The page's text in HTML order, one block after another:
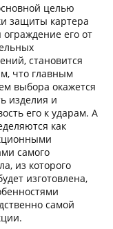
целью
защиты картера
ограждение его от
становится
что главным
выбора окажется
изделия и
его к ударам. А
как
самого
из которого
изготовлена,
самой